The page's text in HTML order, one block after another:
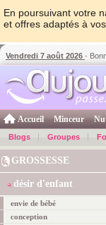
En poursuivant votre
et offres adaptés à
Vendredi 7 août 2026 -
Accueil Minceur
Blogs Groupes
GROSSESSE
désir d'enfant
envie de bébé
conception